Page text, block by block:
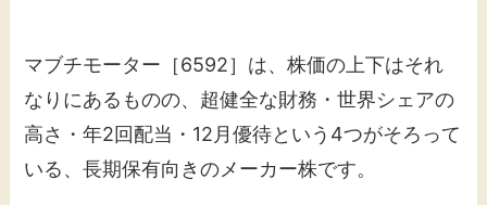
マブチモーター［6592］は、株価の上下はそれ
なりにあるものの、超健全な財務・世界シェアの
高さ・年2回配当・12月優待という4つがそろって
いる、長期保有向きのメーカー株です。